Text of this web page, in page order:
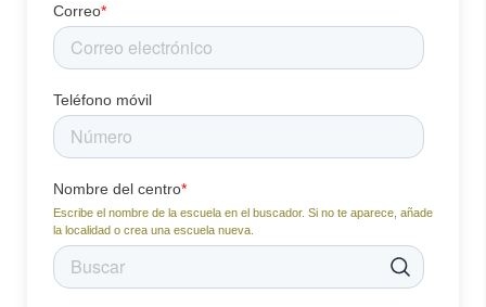
Correo*
Teléfono móvil
Nombre del centro*
Escribe el nombre de la escuela en el buscador. Si no te aparece, añade
la localidad o crea una escuela nueva.